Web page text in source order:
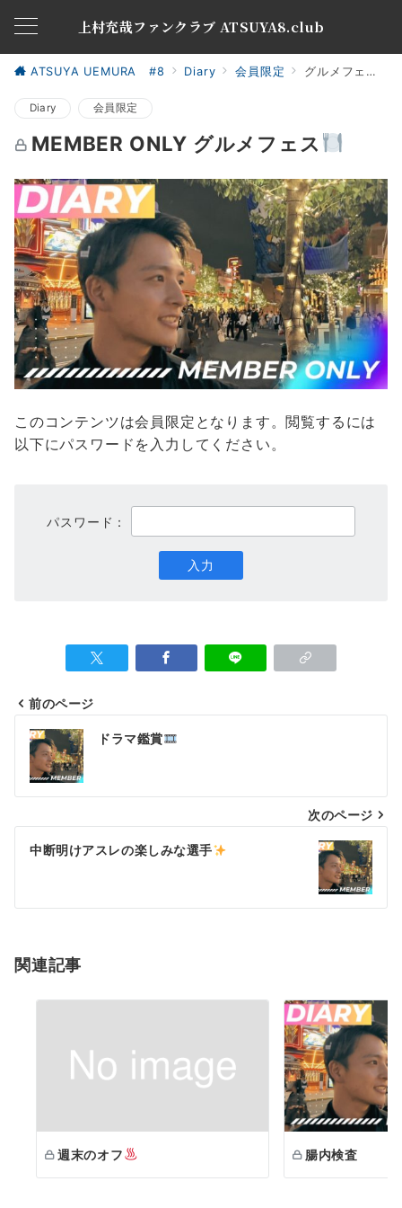
上村充哉ファンクラブ ATSUYA8.club
ATSUYA UEMURA #8 Diary 会員限定 グルメフェス
Diary 会員限定
MEMBER ONLY グルメフェス
このコンテンツは会員限定となります。閲覧するには
以下にパスワードを入力してください。
パスワード：
投
稿
ナ
ビ
ゲ
シ
ン
前のページ
ドラマ鑑賞
次のページ
中断明けアスレの楽しみな選手
関連記事
週末のオフ 腸内検査